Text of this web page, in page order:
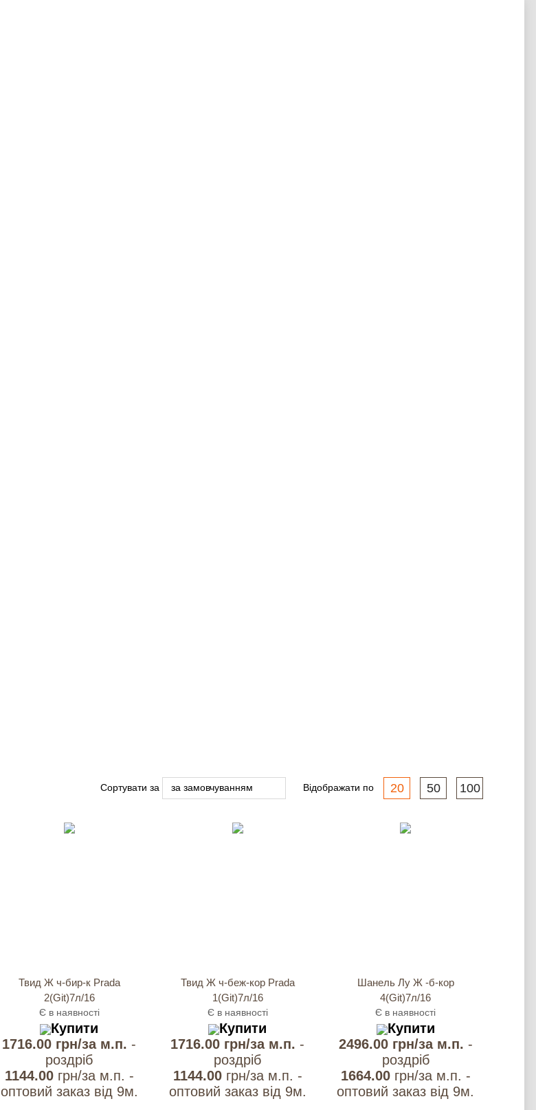
Сортувати за Відображати по 20 50 100
Твид Ж ч-бир-к Prada
2(Git)7л/16
Є в наявності
Купити
1716.00 грн/за м.п. -
роздрiб
1144.00 грн/за м.п. -
оптовий заказ вiд 9м.
Твид Ж ч-беж-кор Prada
1(Git)7л/16
Є в наявності
Купити
1716.00 грн/за м.п. -
роздрiб
1144.00 грн/за м.п. -
оптовий заказ вiд 9м.
Шанель Лу Ж -б-кор
4(Git)7л/16
Є в наявності
Купити
2496.00 грн/за м.п. -
роздрiб
1664.00 грн/за м.п. -
оптовий заказ вiд 9м.